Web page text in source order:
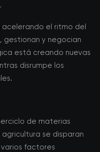
el ritmo del
gestionan y negocian
está creando nuevas
disrumpe los
de materias
agricultura se disparan
factores